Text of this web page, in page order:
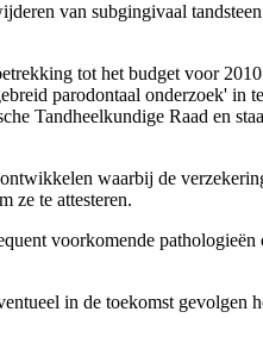
van subgingivaal
tot het budget voor
parodontaal onderzoek' in
Tandheelkundige Raad en
waarbij de
ze te attesteren.
voorkomende pathologieën
in de toekomst gevolgen